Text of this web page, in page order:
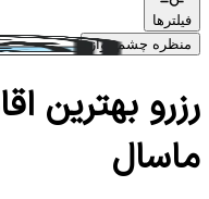
فیلترها
منظره چشم نواز
رزرو بهترین
ماسال